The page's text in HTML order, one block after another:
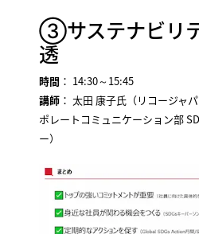
③サステナビリ
透
時間 ： 14:30～15:45
講師： 太田 康子氏（リコージャ
ポレートコミュニケーション部
ー）